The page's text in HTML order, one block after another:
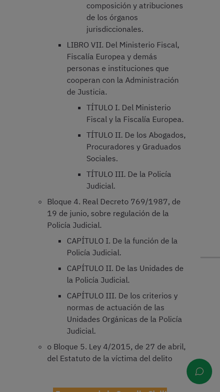
composición y atribuciones
de los órganos
jurisdiccionales.
LIBRO VII. Del Ministerio Fiscal,
Fiscalía Europea y demás
personas e instituciones que
cooperan con la Administración
de Justicia.
TÍTULO I. Del Ministerio
Fiscal y la Fiscalía Europea.
TÍTULO II. De los Abogados,
Procuradores y Graduados
Sociales.
TÍTULO III. De la Policía
Judicial.
Bloque 4. Real Decreto 769/1987, de
19 de junio, sobre regulación de la
Policía Judicial.
CAPÍTULO I. De la función de la
Policía Judicial.
CAPÍTULO II. De las Unidades de
la Policía Judicial.
CAPÍTULO III. De los criterios y
normas de actuación de las
Unidades Orgánicas de la Policía
Judicial.
o Bloque 5. Ley 4/2015, de 27 de abril,
del Estatuto de la víctima del delito